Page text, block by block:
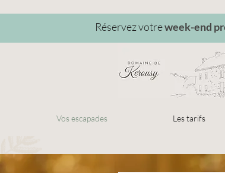
Réservez votreweek-end
Vos escapades Les tarifs